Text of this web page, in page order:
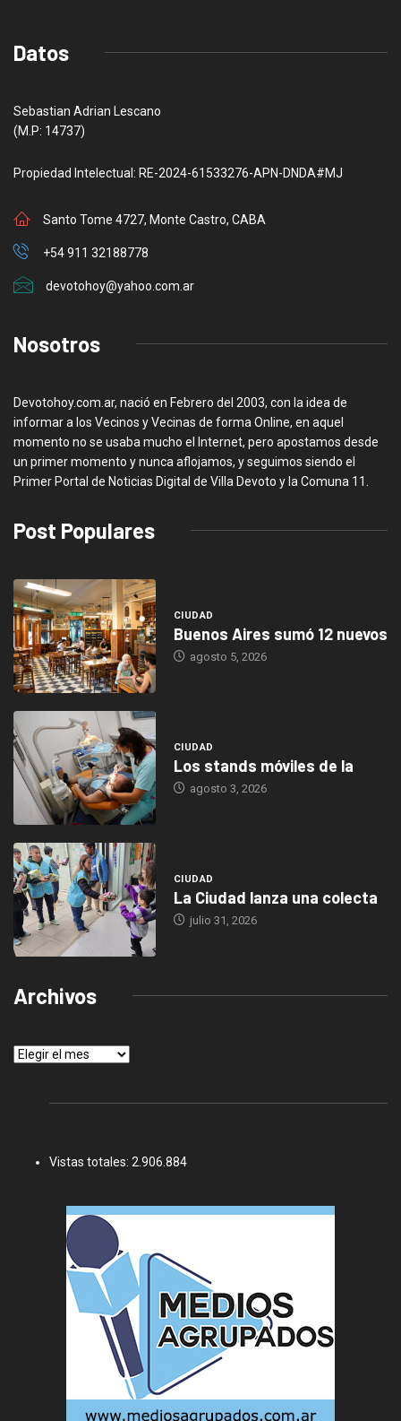
Datos
Sebastian Adrian Lescano
(M.P: 14737)
Propiedad Intelectual: RE-2024-61533276-APN-DNDA#MJ
Santo Tome 4727, Monte Castro, CABA
+54 911 32188778
devotohoy@yahoo.com.ar
Nosotros
Devotohoy.com.ar, nació en Febrero del 2003, con la idea de
informar a los Vecinos y Vecinas de forma Online, en aquel
momento no se usaba mucho el Internet, pero apostamos desde
un primer momento y nunca aflojamos, y seguimos siendo el
Primer Portal de Noticias Digital de Villa Devoto y la Comuna 11.
Post Populares
CIUDAD
Buenos Aires sumó 12 nuevos
agosto 5, 2026
CIUDAD
Los stands móviles de la
agosto 3, 2026
CIUDAD
La Ciudad lanza una colecta
julio 31, 2026
Archivos
Archivos
Vistas totales: 2.906.884